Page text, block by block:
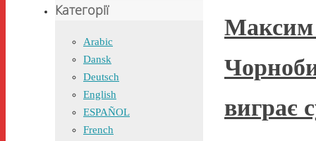
Максим
виграє
Категорії
Arabic
Dansk
Deutsch
English
ESPAÑOL
French